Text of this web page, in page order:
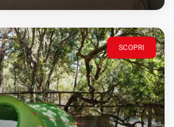
SCOPRI